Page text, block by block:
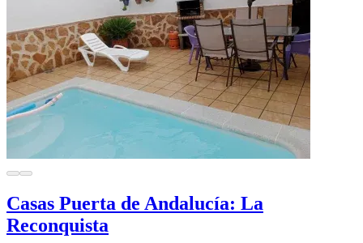
Casas Puerta de Andalucía: La
Reconquista